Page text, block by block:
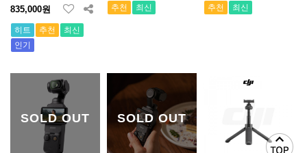
835,000원
히트 추천
최신
인기
추천 최신 추천 최신
SOLD OUT SOLD OUT